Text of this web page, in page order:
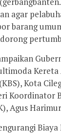
agar
barang
Kereta
Kota
Koordinator
Agus